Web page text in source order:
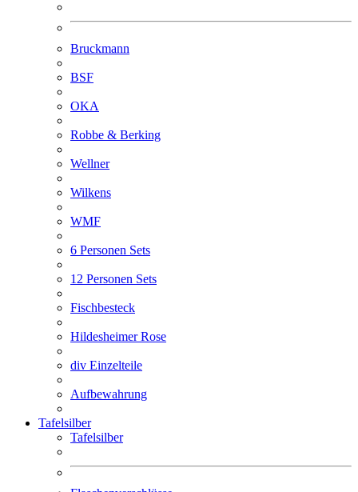
Bruckmann
BSF
OKA
Robbe & Berking
Wellner
Wilkens
WMF
6 Personen Sets
12 Personen Sets
Fischbesteck
Hildesheimer Rose
div Einzelteile
Aufbewahrung
Tafelsilber
Tafelsilber